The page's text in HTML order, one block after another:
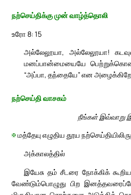
நற்செய்திக்கு முன் வாழ்த்தொலி
உரோ 8: 15
அல்லேலூயா, அல்லேலூயா!
மனப்பான்மையையே
“அப்பா, தந்தையே” என
நற்செய்தி வாசகம்
நீங்கள் இவ்வாறு
✠மத்தேயு எழுதிய தூய
அக்காலத்தில்
இயேசு தம் சீடரை நோக்கிக்
வேண்டும்பொழுது பிற